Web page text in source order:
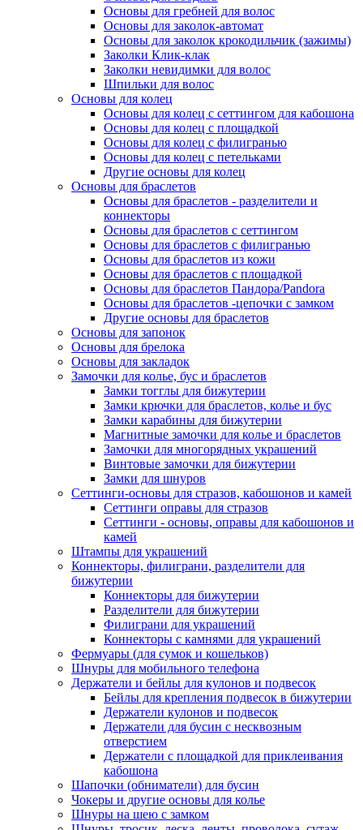
Основы для гребней для волос
Основы для заколок-автомат
Основы для заколок крокодильчик (зажимы)
Заколки Клик-клак
Заколки невидимки для волос
Шпильки для волос
Основы для колец
Основы для колец с сеттингом для кабошона
Основы для колец с площадкой
Основы для колец с филигранью
Основы для колец с петельками
Другие основы для колец
Основы для браслетов
Основы для браслетов - разделители и
коннекторы
Основы для браслетов с сеттингом
Основы для браслетов с филигранью
Основы для браслетов из кожи
Основы для браслетов с площадкой
Основы для браслетов Пандора/Pandora
Основы для браслетов -цепочки с замком
Другие основы для браслетов
Основы для запонок
Основы для брелока
Основы для закладок
Замочки для колье, бус и браслетов
Замки тогглы для бижутерии
Замки крючки для браслетов, колье и бус
Замки карабины для бижутерии
Магнитные замочки для колье и браслетов
Замочки для многорядных украшений
Винтовые замочки для бижутерии
Замки для шнуров
Сеттинги-основы для стразов, кабошонов и камей
Сеттинги оправы для стразов
Сеттинги - основы, оправы для кабошонов и
камей
Штампы для украшений
Коннекторы, филиграни, разделители для
бижутерии
Коннекторы для бижутерии
Разделители для бижутерии
Филиграни для украшений
Коннекторы с камнями для украшений
Фермуары (для сумок и кошельков)
Шнуры для мобильного телефона
Держатели и бейлы для кулонов и подвесок
Бейлы для крепления подвесок в бижутерии
Держатели кулонов и подвесок
Держатели для бусин с несквозным
отверстием
Держатели с площадкой для приклеивания
кабошона
Шапочки (обниматели) для бусин
Чокеры и другие основы для колье
Шнуры на шею с замком